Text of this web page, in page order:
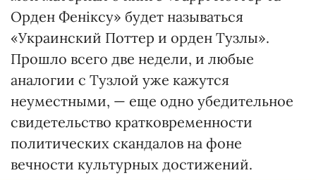
Орден Феніксу» будет называться
«Украинский Поттер и орден Тузлы».
Прошло всего две недели, и любые
аналогии с Тузлой уже кажутся
неуместными, — еще одно убедительное
свидетельство кратковременности
политических скандалов на фоне
вечности культурных достижений.